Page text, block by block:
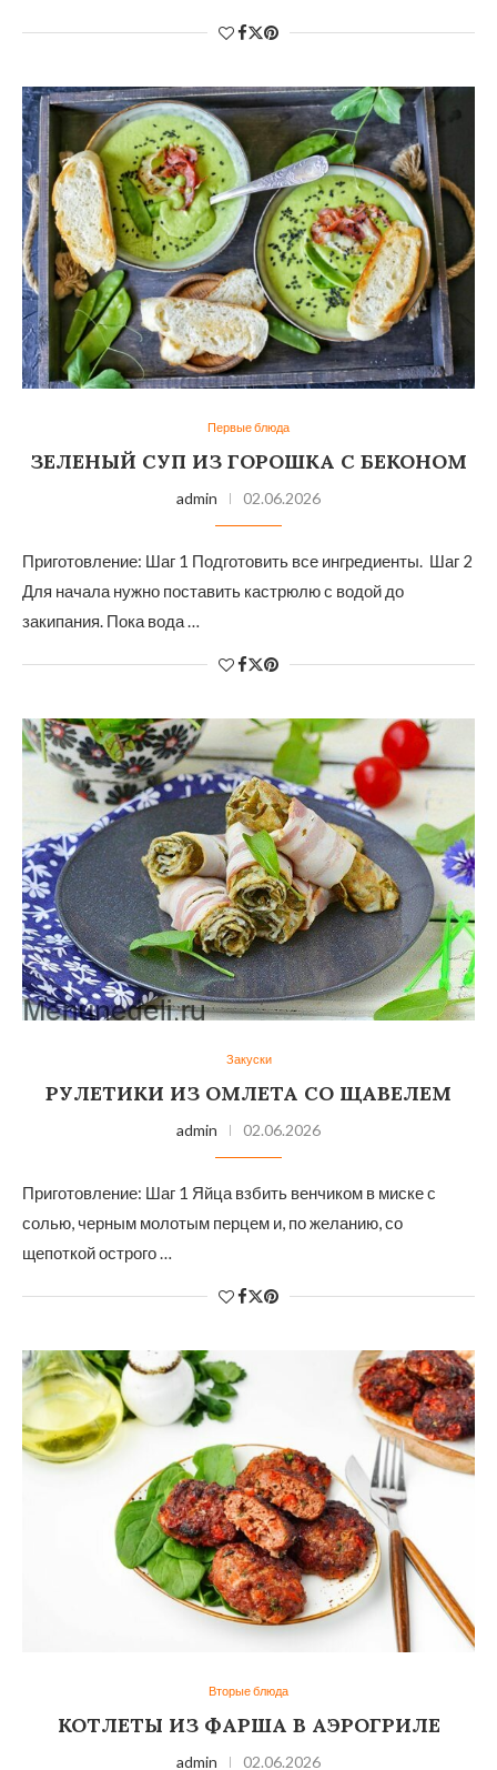
Первые блюда
ЗЕЛЕНЫЙ СУП ИЗ ГОРОШКА С БЕКОНОМ
admin 02.06.2026
Приготовление: Шаг 1 Подготовить все ингредиенты. Шаг 2
Для начала нужно поставить кастрюлю с водой до
закипания. Пока вода …
Закуски
РУЛЕТИКИ ИЗ ОМЛЕТА СО ЩАВЕЛЕМ
admin 02.06.2026
Приготовление: Шаг 1 Яйца взбить венчиком в миске с
солью, черным молотым перцем и, по желанию, со
щепоткой острого …
Вторые блюда
КОТЛЕТЫ ИЗ ФАРША В АЭРОГРИЛЕ
admin 02.06.2026